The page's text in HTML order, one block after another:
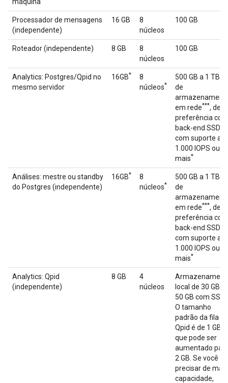
Processador de mensagens
(independente)
16 GB
8
núcleos
100 GB
Roteador (independente) 8 GB
8
núcleos
100 GB
Analytics: Postgres/Qpid no
mesmo servidor
16GB*
8
núcleos*
500 GB a 1 TB
de
em rede***, de
preferência com
back-end SSD,
com suporte a
1.000 IOPS ou
mais*
Análises: mestre ou standby
do Postgres (independente)
16GB*
8
núcleos*
500 GB a 1 TB
de
em rede***, de
preferência com
back-end SSD,
com suporte a
1.000 IOPS ou
mais*
Analytics: Qpid
(independente)
8 GB
4
núcleos
local de 30 GB a
50 GB com SSD
O tamanho
padrão da fila
Qpid é de 1 GB,
que pode ser
aumentado
2 GB. Se você
precisar de mais
capacidade,